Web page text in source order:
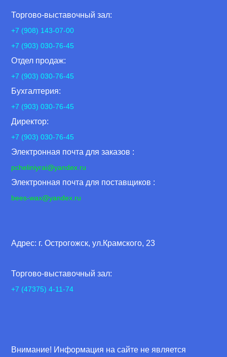
Торгово-выставочный зал:
+7 (908) 143-07-00
+7 (903) 030-76-45
Отдел продаж:
+7 (903) 030-76-45
Бухгалтерия:
+7 (903) 030-76-45
Директор:
+7 (903) 030-76-45
Электронная почта для заказов :
pcheliniyrai@yandex.ru
Электронная почта для поставщиков :
bees-wax@yandex.ru
Адрес: г. Острогожск, ул.Крамского, 23
Торгово-выставочный зал:
+7 (47375) 4-11-74
Внимание! Информация на сайте не является